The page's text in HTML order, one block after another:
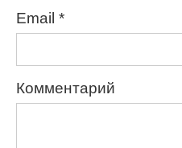
Email *
Комментарий